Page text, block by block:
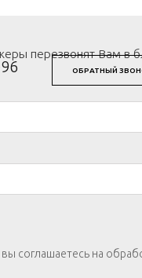
ОБРАТНЫЙ
перезвонят Вам в
соглашаетесь на